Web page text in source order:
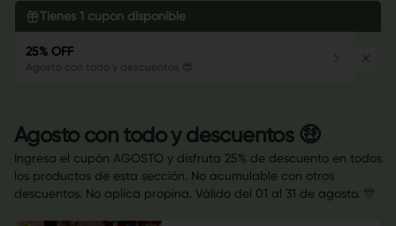
Tienes 1 cupón disponible
25% OFF
Agosto con todo y descuentos 😎
Agosto con todo y descuentos 🤑
Ingresa el cupón AGOSTO y disfruta 25% de descuento en todos
los productos de esta sección. No acumulable con otros
descuentos. No aplica propina. Válido del 01 al 31 de agosto. 🎊